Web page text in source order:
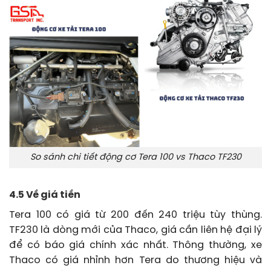
So sánh chi tiết động cơ Tera 100 vs Thaco TF230
4.5 Về giá tiền
Tera 100 có giá từ 200 đến 240 triệu tùy thùng.
TF230 là dòng mới của Thaco, giá cần liên hệ đại lý
để có báo giá chính xác nhất. Thông thường, xe
Thaco có giá nhỉnh hơn Tera do thương hiệu và